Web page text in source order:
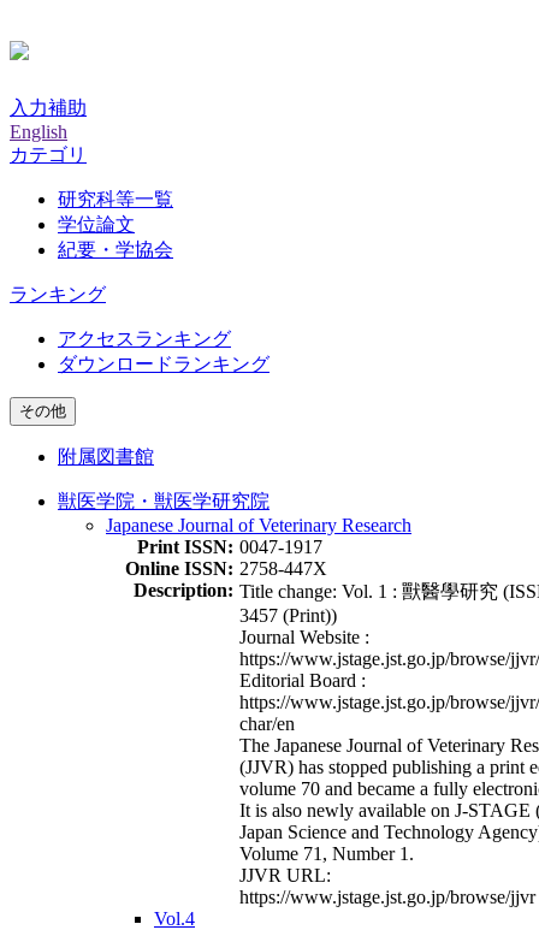
入力補助
English
カテゴリ
研究科等一覧
学位論文
紀要・学協会
ランキング
アクセスランキング
ダウンロードランキング
その他
附属図書館
獣医学院・獣医学研究院
Japanese Journal of Veterinary Research
Print ISSN: 0047-1917
Online ISSN: 2758-447X
Description: Title change: Vol. 1 : 獸醫學研究
3457 (Print))
Journal Website :
https://www.jstage.jst.go.jp/browse/
Editorial Board :
https://www.jstage.jst.go.jp/browse/
char/en
The Japanese Journal of Veterinary
(JJVR) has stopped publishing a print
volume 70 and became a fully
It is also newly available on J-STAGE
Japan Science and Technology
Volume 71, Number 1.
JJVR URL:
https://www.jstage.jst.go.jp/browse/jjvr
Vol.4